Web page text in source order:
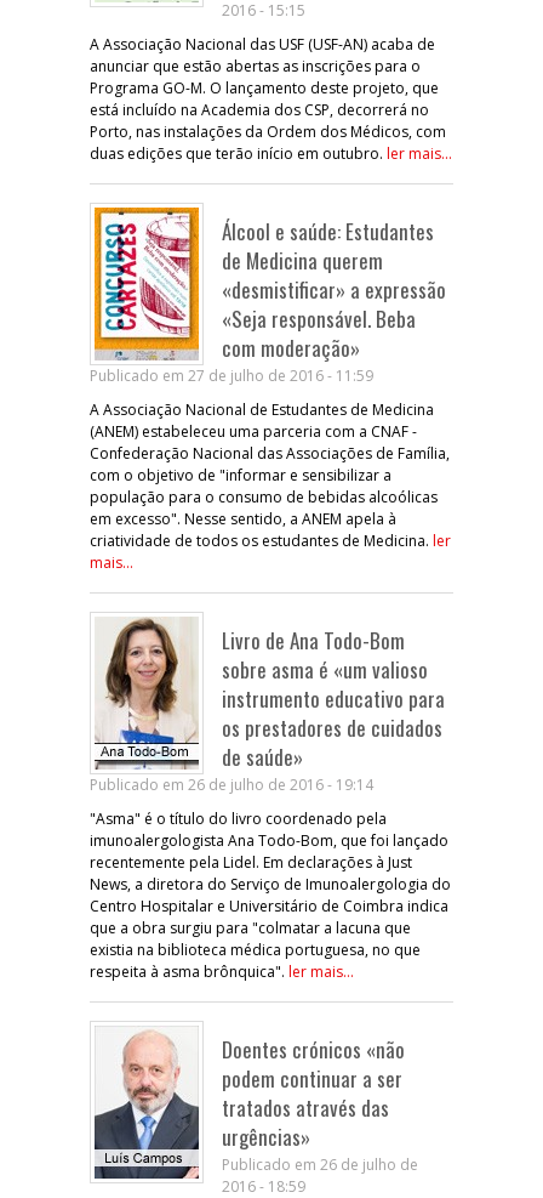
2016 - 15:15
A Associação Nacional das USF (USF-AN) acaba de
anunciar que estão abertas as inscrições para o
Programa GO-M. O lançamento deste projeto, que
está incluído na Academia dos CSP, decorrerá no
Porto, nas instalações da Ordem dos Médicos, com
duas edições que terão início em outubro. ler mais...
Álcool e saúde: Estudantes
de Medicina querem
«desmistificar» a expressão
«Seja responsável. Beba
com moderação»
Publicado em 27 de julho de 2016 - 11:59
A Associação Nacional de Estudantes de Medicina
(ANEM) estabeleceu uma parceria com a CNAF -
Confederação Nacional das Associações de Família,
com o objetivo de "informar e sensibilizar a
população para o consumo de bebidas alcoólicas
em excesso". Nesse sentido, a ANEM apela à
criatividade de todos os estudantes de Medicina. ler
mais...
Livro de Ana Todo-Bom
sobre asma é «um valioso
instrumento educativo para
os prestadores de cuidados
de saúde»
Publicado em 26 de julho de 2016 - 19:14
"Asma" é o título do livro coordenado pela
imunoalergologista Ana Todo-Bom, que foi lançado
recentemente pela Lidel. Em declarações à Just
News, a diretora do Serviço de Imunoalergologia do
Centro Hospitalar e Universitário de Coimbra indica
que a obra surgiu para "colmatar a lacuna que
existia na biblioteca médica portuguesa, no que
respeita à asma brônquica". ler mais...
Doentes crónicos «não
podem continuar a ser
tratados através das
urgências»
Publicado em 26 de julho de
2016 - 18:59